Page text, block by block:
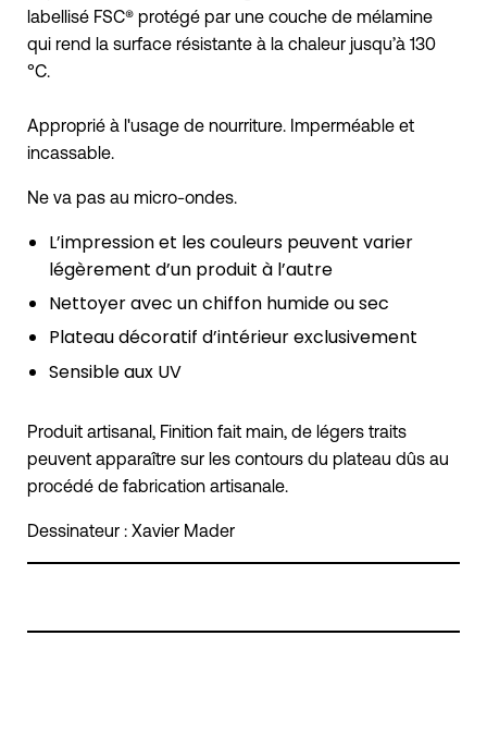
labellisé FSC® protégé par une couche de mélamine
qui rend la surface résistante à la chaleur jusqu’à 130
°C.
Approprié à l'usage de nourriture. Imperméable et
incassable.
Ne va pas au micro-ondes.
L’impression et les couleurs peuvent varier
légèrement d’un produit à l’autre
Nettoyer avec un chiffon humide ou sec
Plateau décoratif d’intérieur exclusivement
Sensible aux UV
Produit artisanal, Finition fait main, de légers traits
peuvent apparaître sur les contours du plateau dûs au
procédé de fabrication artisanale.
Dessinateur : Xavier Mader